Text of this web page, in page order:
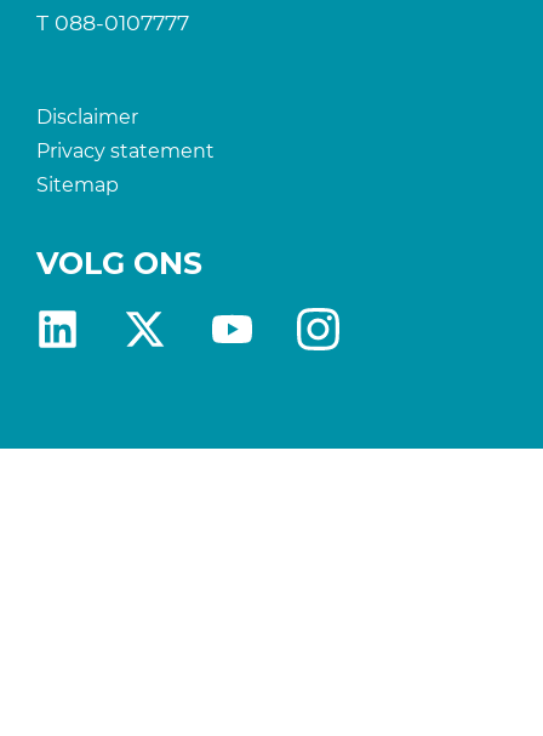
T 088-0107777
Disclaimer
Privacy statement
Sitemap
VOLG ONS